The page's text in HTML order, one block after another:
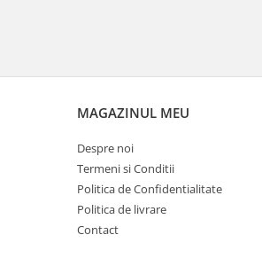
MAGAZINUL MEU
Despre noi
Termeni si Conditii
Politica de Confidentialitate
Politica de livrare
Contact